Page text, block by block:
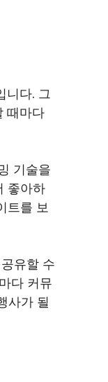
니다. 그
때마다
기술을
좋아하
트를 보
유할 수
다 커뮤
사가 될